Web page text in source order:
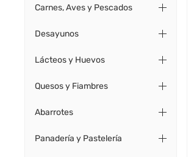
Carnes, Aves y Pescados
Desayunos
Lácteos y Huevos
Quesos y Fiambres
Abarrotes
Panadería y Pastelería